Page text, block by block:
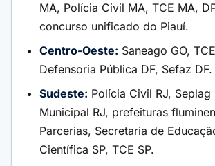
MA, Polícia Civil MA, TCE MA,
concurso unificado do Piauí.
Centro-Oeste: Saneago GO,
Defensoria Pública DF, Sefaz DF.
Sudeste: Polícia Civil RJ, Seplag
Municipal RJ, prefeituras
Parcerias, Secretaria de
Científica SP, TCE SP.